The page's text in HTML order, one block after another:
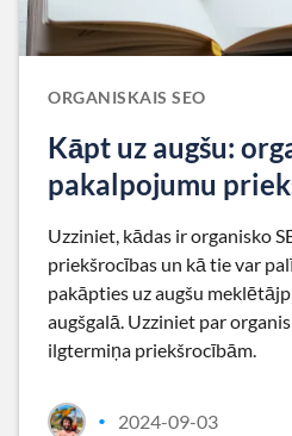
ORGANISKAIS SEO
Kāpt uz augšu:
pakalpojumu
Uzziniet, kādas ir organisko
priekšrocības un kā tie var
pakāpties uz augšu
augšgalā. Uzziniet par
ilgtermiņa priekšrocībām.
• 2024-09-03